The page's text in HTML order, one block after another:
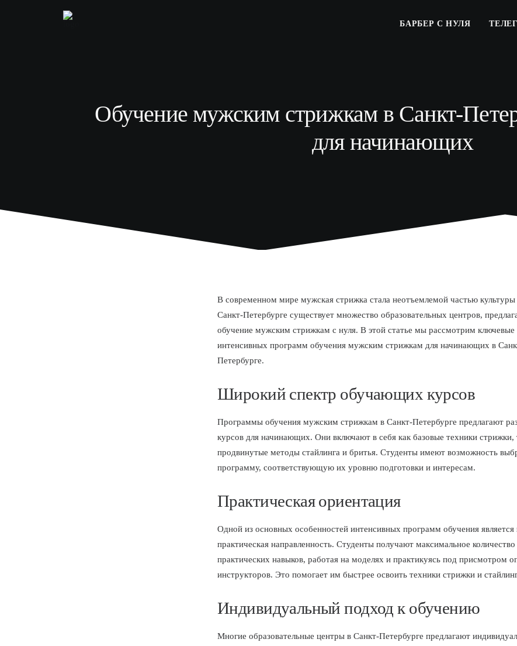
БАРБЕР С НУЛЯ
Обучение мужским стрижкам в Санкт-
для начинающих
В современном мире мужская стрижка стала неотъемлемой частью
Санкт-Петербурге существует множество образовательных центров,
обучение мужским стрижкам с нуля. В этой статье мы рассмотрим ключевые
интенсивных программ обучения мужским стрижкам для начинающих в
Петербурге.
Широкий спектр обучающих курсов
Программы обучения мужским стрижкам в Санкт-Петербурге предлагают
курсов для начинающих. Они включают в себя как базовые техники стрижки,
продвинутые методы стайлинга и бритья. Студенты имеют возможность
программу, соответствующую их уровню подготовки и интересам.
Практическая ориентация
Одной из основных особенностей интенсивных программ обучения является
практическая направленность. Студенты получают максимальное количество
практических навыков, работая на моделях и практикуясь под присмотром
инструкторов. Это помогает им быстрее освоить техники стрижки и
Индивидуальный подход к обучению
Многие образовательные центры в Санкт-Петербурге предлагают